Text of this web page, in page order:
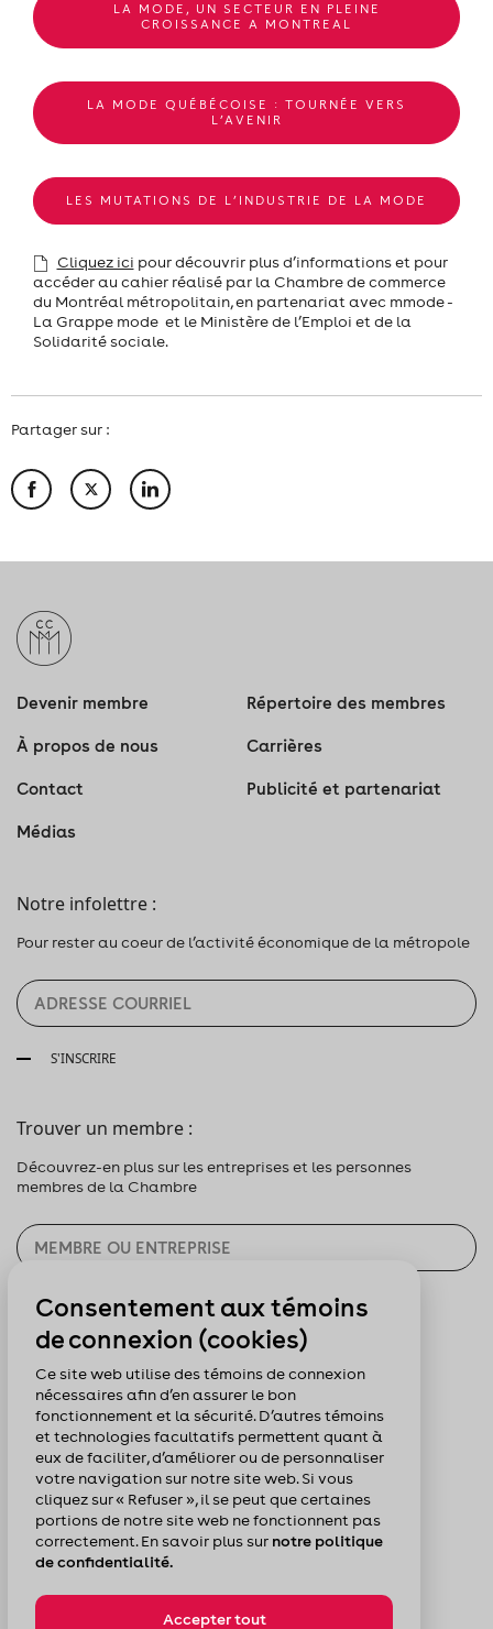
LA MODE, UN SECTEUR EN PLEINE
CROISSANCE A MONTREAL
LA MODE QUÉBÉCOISE : TOURNÉE VERS
L’AVENIR
LES MUTATIONS DE L’INDUSTRIE DE LA MODE
Cliquez ici pour découvrir plus d’informations et pour
accéder au cahier réalisé par la Chambre de commerce
du Montréal métropolitain, en partenariat avec mmode -
La Grappe mode et le Ministère de l’Emploi et de la
Solidarité sociale.
Partager sur :
Devenir membre Répertoire des membres
À propos de nous Carrières
Contact Publicité et partenariat
Médias
Notre infolettre :
Pour rester au coeur de l’activité économique de la métropole
S'INSCRIRE
Trouver un membre :
Découvrez-en plus sur les entreprises et les personnes
membres de la Chambre
CHERCHER
Pour nous suivre :
Consentement aux témoins
de connexion (cookies)
Ce site web utilise des témoins de connexion
nécessaires afin d’en assurer le bon
fonctionnement et la sécurité. D’autres témoins
et technologies facultatifs permettent quant à
eux de faciliter, d’améliorer ou de personnaliser
votre navigation sur notre site web. Si vous
cliquez sur « Refuser », il se peut que certaines
portions de notre site web ne fonctionnent pas
correctement. En savoir plus sur notre politique
de confidentialité.
Accepter tout